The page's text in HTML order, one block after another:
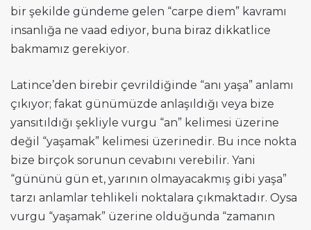
bir şekilde gündeme gelen “carpe diem” kavramı
insanlığa ne vaad ediyor, buna biraz dikkatlice
bakmamız gerekiyor.
Latince’den birebir çevrildiğinde “anı yaşa” anlamı
çıkıyor; fakat günümüzde anlaşıldığı veya bize
yansıtıldığı şekliyle vurgu “an” kelimesi üzerine
değil “yaşamak” kelimesi üzerinedir. Bu ince nokta
bize birçok sorunun cevabını verebilir. Yani
“gününü gün et, yarının olmayacakmış gibi yaşa”
tarzı anlamlar tehlikeli noktalara çıkmaktadır. Oysa
vurgu “yaşamak” üzerine olduğunda “zamanın